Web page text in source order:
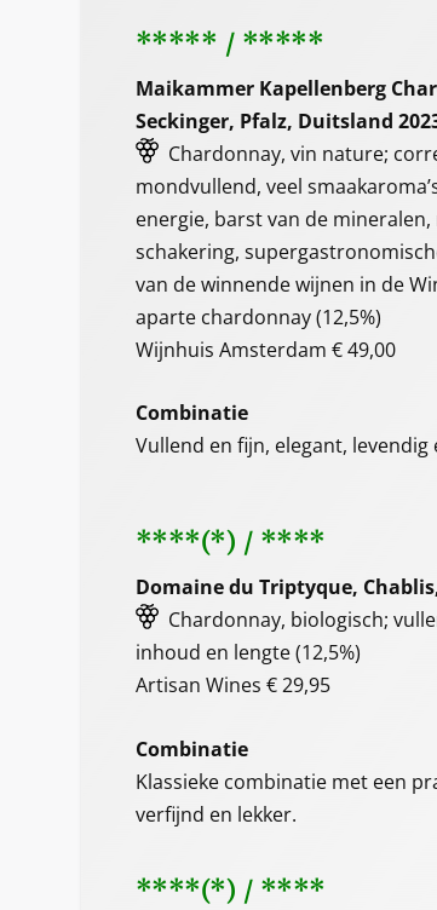
***** / *****
Maikammer Kapellenberg
Seckinger, Pfalz, Duitsland
Chardonnay, vin nature;
mondvullend, veel
energie, barst van de
schakering,
van de winnende wijnen in de
aparte chardonnay (12,5%)
Wijnhuis Amsterdam € 49,00
Combinatie
Vullend en fijn, elegant,
****(*) / ****
Domaine du Triptyque,
Chardonnay, biologisch;
inhoud en lengte (12,5%)
Artisan Wines € 29,95
Combinatie
Klassieke combinatie met een
verfijnd en lekker.
****(*) / ****